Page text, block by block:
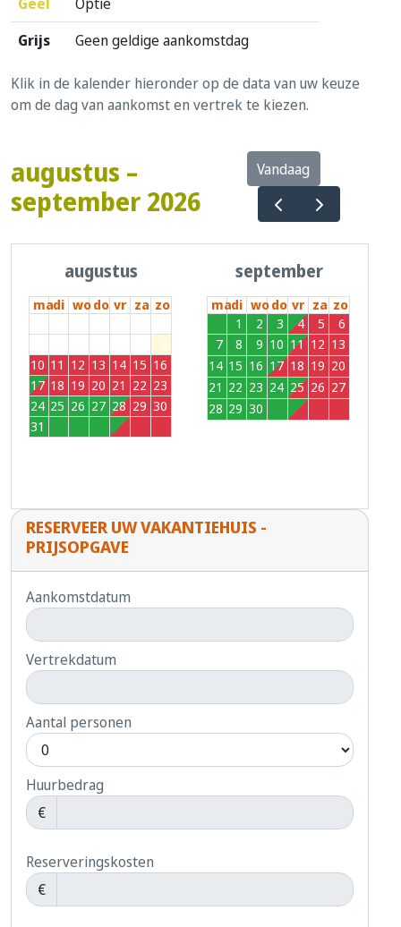
Grijs
Geen geldige aankomstdag
Klik in de kalender hieronder op de data van uw keuze
om de dag van aankomst en vertrek te kiezen.
augustus –
september 2026
Vandaag
augustus
madi wodo vr za zo
9
10 11 12 13 14 15 16
17 18 19 20 21 22 23
24 25 26 27 28 29 30
31
4
september
madi wodo vr za zo
1 2 3 4 5
6
7
8 9 10 11 12 13
14 15 16 17 18 19 20
21 22 23 24 25 26 27
28 29 30 2
RESERVEER UW VAKANTIEHUIS -
PRIJSOPGAVE
Aankomstdatum
Vertrekdatum
Aantal personen
Huurbedrag
€
Reserveringskosten
€